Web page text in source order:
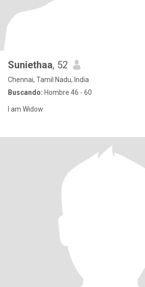
Suniethaa, 52
Chennai, Tamil Nadu, India
Buscando: Hombre 46 - 60
I am Widow